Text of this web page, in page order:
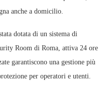
anche a domicilio.
dotata di un sistema di
Room di Roma, attiva 24 ore
garantiscono una gestione più
per operatori e utenti.